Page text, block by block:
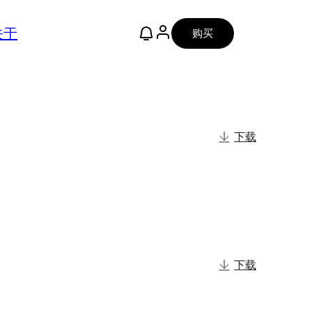
于 购买
下载
下载